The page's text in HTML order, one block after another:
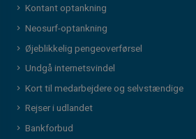
Kontant optankning
Neosurf-optankning
Øjeblikkelig pengeoverførsel
Undgå internetsvindel
Kort til medarbejdere og selvstændige
Rejser i udlandet
Bankforbud